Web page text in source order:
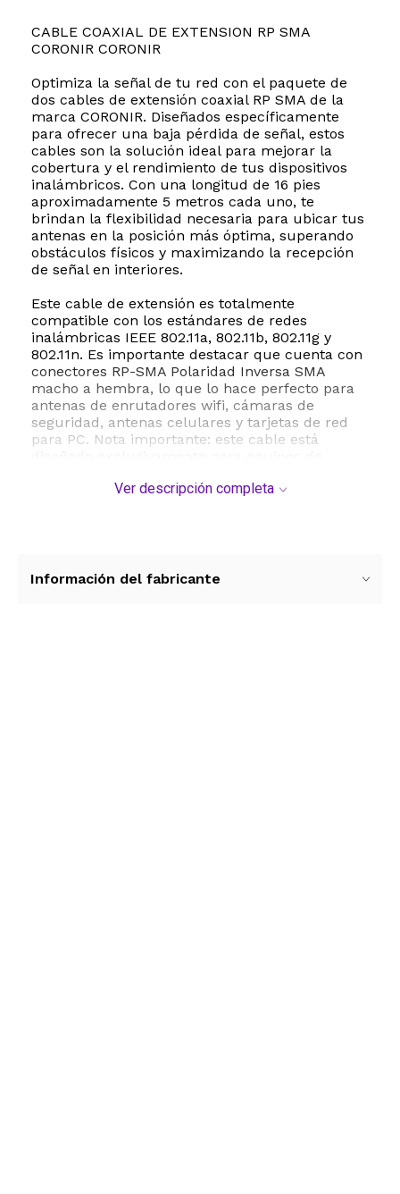
CABLE COAXIAL DE EXTENSION RP SMA
CORONIR CORONIR
Optimiza la señal de tu red con el paquete de
dos cables de extensión coaxial RP SMA de la
marca CORONIR. Diseñados específicamente
para ofrecer una baja pérdida de señal, estos
cables son la solución ideal para mejorar la
cobertura y el rendimiento de tus dispositivos
inalámbricos. Con una longitud de 16 pies
aproximadamente 5 metros cada uno, te
brindan la flexibilidad necesaria para ubicar tus
antenas en la posición más óptima, superando
obstáculos físicos y maximizando la recepción
de señal en interiores.
Este cable de extensión es totalmente
compatible con los estándares de redes
inalámbricas IEEE 802.11a, 802.11b, 802.11g y
802.11n. Es importante destacar que cuenta con
conectores RP-SMA Polaridad Inversa SMA
macho a hembra, lo que lo hace perfecto para
antenas de enrutadores wifi, cámaras de
seguridad, antenas celulares y tarjetas de red
para PC. Nota importante: este cable está
que no es compatible con sistemas de televisión
durabilidad prolongada. Al adquirir este paquete
Ver descripción completa
Información del fabricante